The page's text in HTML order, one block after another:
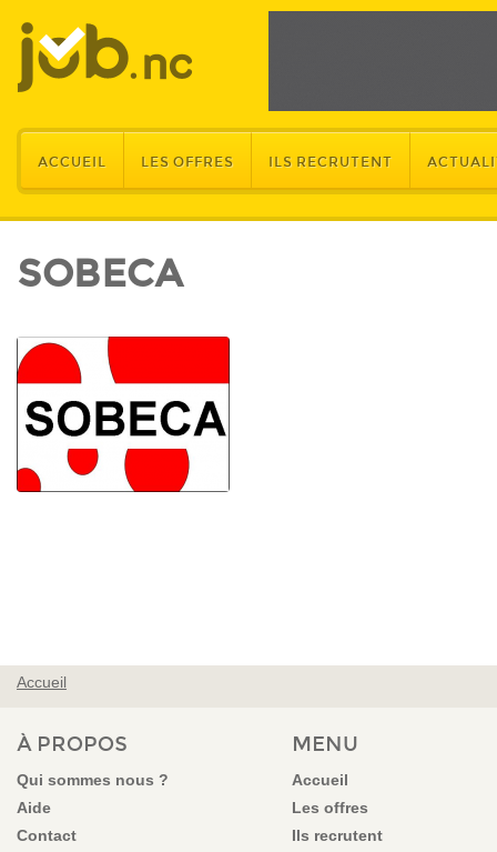
ACCUEIL LES OFFRES ILS RECRUTENT
SOBECA
VOUS ÊTES ICI
Accueil
À PROPOS
Qui sommes nous ?
Aide
Contact
MENU
Accueil
Les offres
Ils recrutent